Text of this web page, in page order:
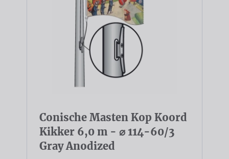
Conische Masten Kop Koord
Kikker 6,0 m - ⌀ 114-60/3
Gray Anodized